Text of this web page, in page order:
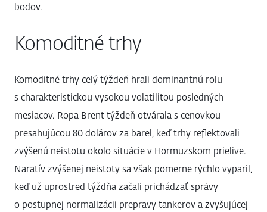
bodov.
Komoditné trhy
Komoditné trhy celý týždeň hrali dominantnú rolu
s charakteristickou vysokou volatilitou posledných
mesiacov. Ropa Brent týždeň otvárala s cenovkou
presahujúcou 80 dolárov za barel, keď trhy reflektovali
zvýšenú neistotu okolo situácie v Hormuzskom prielive.
Naratív zvýšenej neistoty sa však pomerne rýchlo vyparil,
keď už uprostred týždňa začali prichádzať správy
o postupnej normalizácii prepravy tankerov a zvyšujúcej